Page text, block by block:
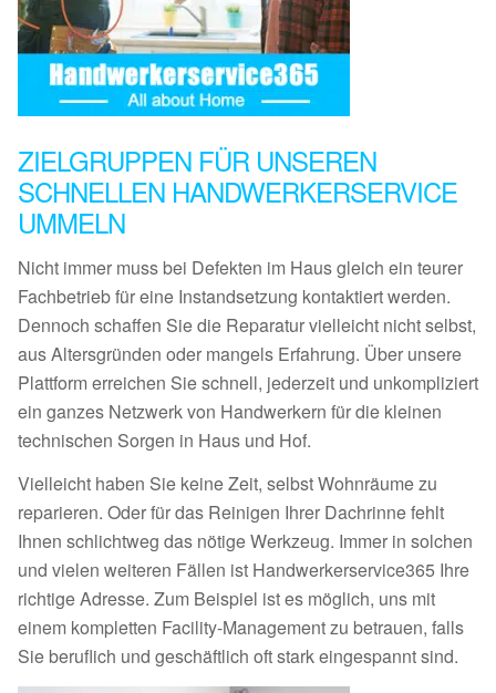
ZIELGRUPPEN FÜR UNSEREN
SCHNELLEN HANDWERKERSERVICE
UMMELN
Nicht immer muss bei Defekten im Haus gleich ein teurer
Fachbetrieb für eine Instandsetzung kontaktiert werden.
Dennoch schaffen Sie die Reparatur vielleicht nicht selbst,
aus Altersgründen oder mangels Erfahrung. Über unsere
Plattform erreichen Sie schnell, jederzeit und unkompliziert
ein ganzes Netzwerk von Handwerkern für die kleinen
technischen Sorgen in Haus und Hof.
Vielleicht haben Sie keine Zeit, selbst Wohnräume zu
reparieren. Oder für das Reinigen Ihrer Dachrinne fehlt
Ihnen schlichtweg das nötige Werkzeug. Immer in solchen
und vielen weiteren Fällen ist Handwerkerservice365 Ihre
richtige Adresse. Zum Beispiel ist es möglich, uns mit
einem kompletten Facility-Management zu betrauen, falls
Sie beruflich und geschäftlich oft stark eingespannt sind.